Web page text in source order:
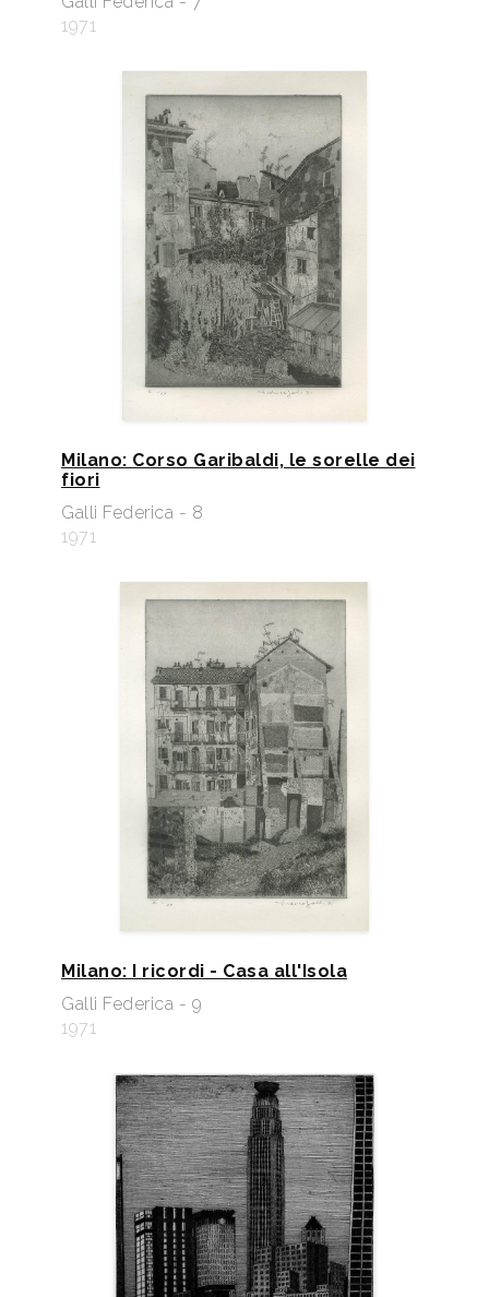
1971
Milano: Corso Garibaldi, le sorelle dei
fiori
Galli Federica - 8
1971
Milano: I ricordi - Casa all'Isola
Galli Federica - 9
1971